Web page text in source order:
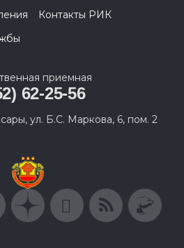
Контакты РИК
приемная
62-25-56
ул. Б.С. Маркова, 6, пом. 2